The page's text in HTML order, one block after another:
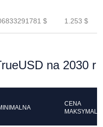
$ 1.253 $
na 2030 r
CENA